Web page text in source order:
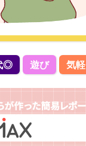
◎ 遊び 気軽